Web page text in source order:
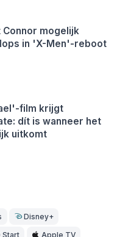
mogelijk
in 'X-Men'-reboot
film krijgt
dít is wanneer het
uitkomt
Disney+
Start Apple TV